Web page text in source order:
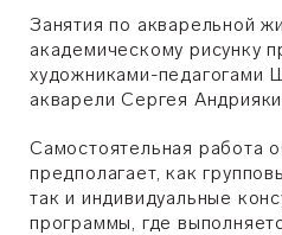
Занятия по акварельной
академическому рисунку
художниками-педагогами
акварели Сергея
Самостоятельная работа
предполагает, как
так и индивидуальные
программы, где